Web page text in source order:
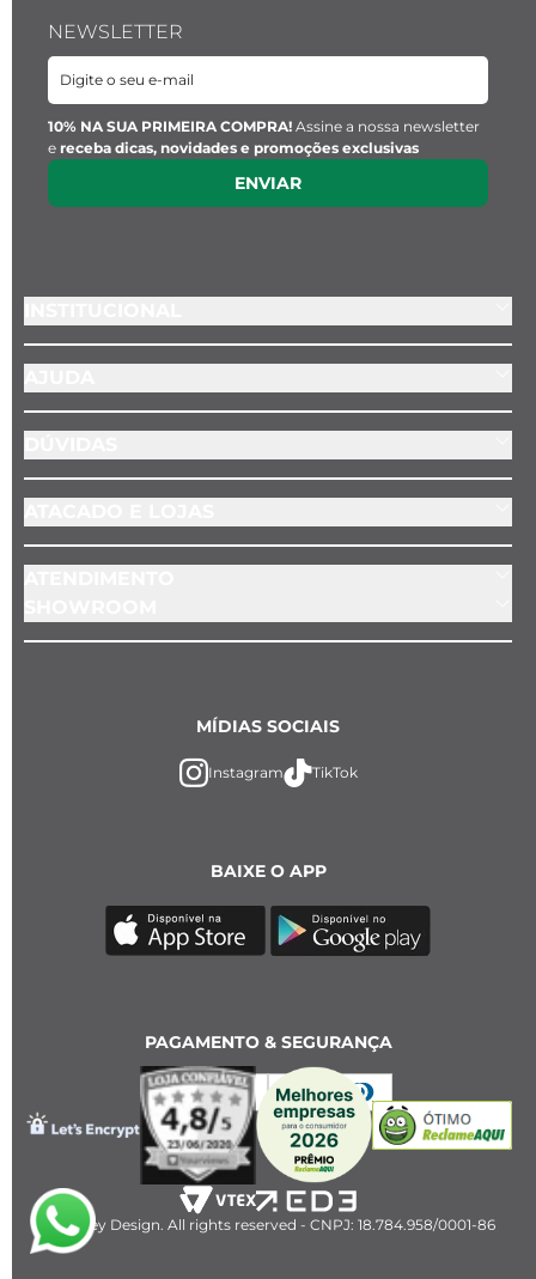
NEWSLETTER
10% NA SUA PRIMEIRA COMPRA! Assine a nossa newsletter
e receba dicas, novidades e promoções exclusivas
ENVIAR
BAIXE O APP
MÍDIAS SOCIAIS
Instagram TikTok
PAGAMENTO & SEGURANÇA
2023 Key Design. All rights reserved - CNPJ: 18.784.958/0001-86